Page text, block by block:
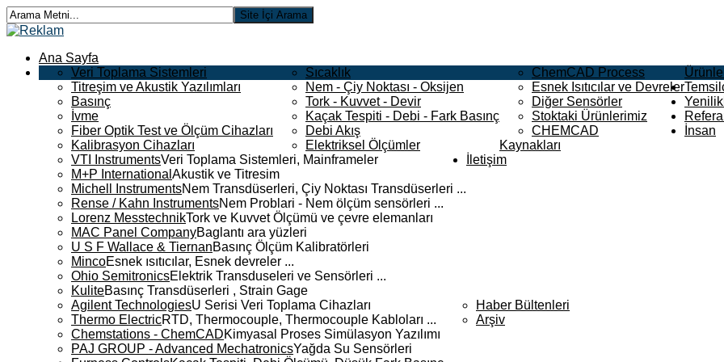
Ana Sayfa
Veri Toplama Sistemleri
Titreşim ve Akustik Yazılımları
Basınç
İvme
Fiber Optik Test ve Ölçüm Cihazları
Kalibrasyon Cihazları
Sıcaklık
Nem - Çiy Noktası - Oksijen
Tork - Kuvvet - Devir
Kaçak Tespiti - Debi - Fark Basınç
Debi Akış
Elektriksel Ölçümler
ChemCAD Process
Esnek Isıtıcılar ve Devreler
Diğer Sensörler
Stoktaki Ürünlerimiz
CHEMCAD
VTI InstrumentsVeri Toplama Sistemleri, Mainframeler
M+P International Akustik ve Titresim
Michell InstrumentsNem Transdüserleri, Çiy Noktası Transdüserleri ...
Rense / Kahn InstrumentsNem Problari - Nem ölçüm sensörleri ...
Lorenz MesstechnikTork ve Kuvvet Ölçümü ve çevre elemanları
MAC Panel CompanyBaglantı ara yüzleri
U S F Wallace & TiernanBasınç Ölçüm Kalibratörleri
MincoEsnek ısıtıcılar, Esnek devreler ...
Ohio SemitronicsElektrik Transduseleri ve Sensörleri ...
KuliteBasınç Transdüserleri , Strain Gage
Agilent TechnologiesU Serisi Veri Toplama Cihazları
Thermo ElectricRTD, Thermocouple, Thermocouple Kabloları ...
Chemstations - ChemCADKimyasal Proses Simülasyon Yazılımı
PAJ GROUP - Advanced MechatronicsYağda Su Sensörleri
Haber Bültenleri
Arşiv
İnsan
Kaynakları
İletişim